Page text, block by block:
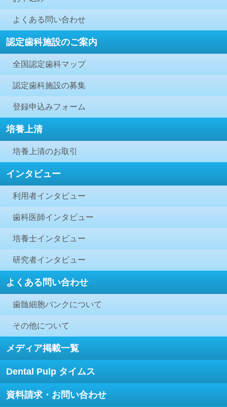
よくある問い合わせ
認定歯科施設のご案内
全国認定歯科マップ
認定歯科施設の募集
登録申込みフォーム
培養上清
培養上清のお取引
インタビュー
利用者インタビュー
歯科医師インタビュー
培養士インタビュー
研究者インタビュー
よくある問い合わせ
歯髄細胞バンクについて
その他について
メディア掲載一覧
Dental Pulp タイムス
資料請求・お問い合わせ